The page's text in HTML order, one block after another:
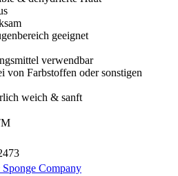
geeignet
verwendbar
von Farbstoffen oder sonstigen
weich & sanft
Company